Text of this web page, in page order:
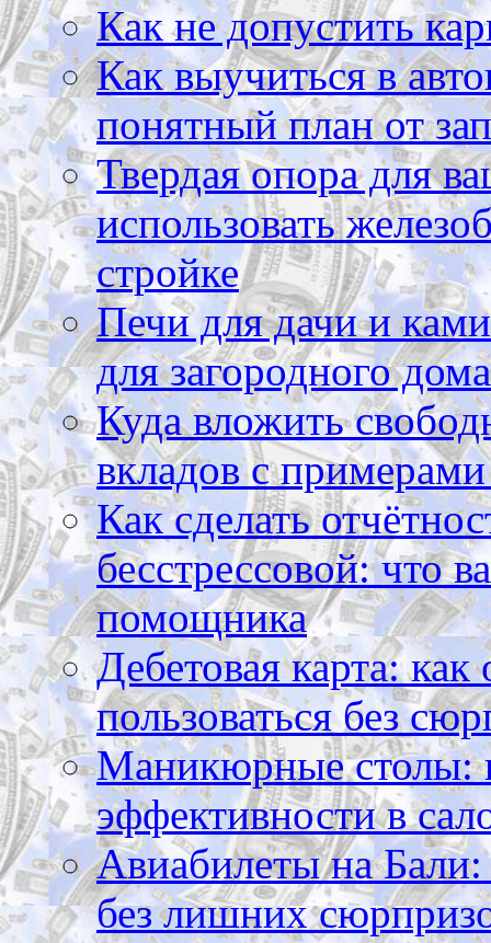
Как не допустить
Как выучиться в
понятный план от
Твердая опора для
использовать
стройке
Печи для дачи и
для загородного дома
Куда вложить
вкладов с
Как сделать
бесстрессовой: что
помощника
Дебетовая карта:
пользоваться без
Маникюрные столы:
эффективности в
Авиабилеты на Бали:
без лишних